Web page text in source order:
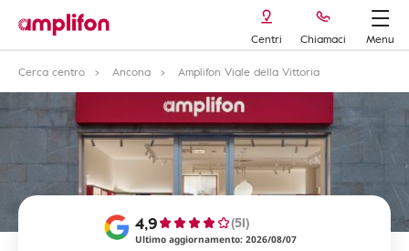
Centri Chiamaci
Menu
Cerca centro
Ancona Amplifon Viale della Vittoria
4,9 (51)
Ultimo aggiornamento: 2026/08/07